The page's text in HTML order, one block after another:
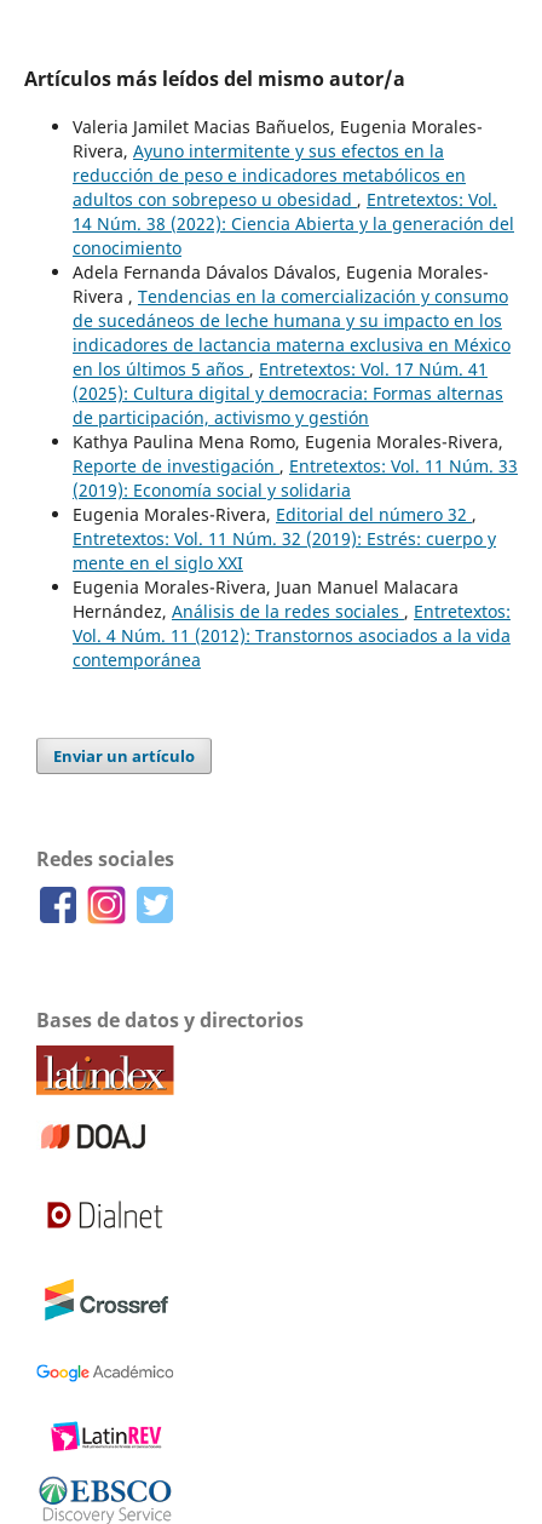
Artículos más leídos del mismo autor/a
Valeria Jamilet Macias Bañuelos, Eugenia Morales-
Rivera, Ayuno intermitente y sus efectos en la
reducción de peso e indicadores metabólicos en
adultos con sobrepeso u obesidad , Entretextos: Vol.
14 Núm. 38 (2022): Ciencia Abierta y la generación del
conocimiento
Adela Fernanda Dávalos Dávalos, Eugenia Morales-
Rivera , Tendencias en la comercialización y consumo
de sucedáneos de leche humana y su impacto en los
indicadores de lactancia materna exclusiva en México
en los últimos 5 años , Entretextos: Vol. 17 Núm. 41
(2025): Cultura digital y democracia: Formas alternas
de participación, activismo y gestión
Kathya Paulina Mena Romo, Eugenia Morales-Rivera,
Reporte de investigación , Entretextos: Vol. 11 Núm. 33
(2019): Economía social y solidaria
Eugenia Morales-Rivera, Editorial del número 32 ,
Entretextos: Vol. 11 Núm. 32 (2019): Estrés: cuerpo y
mente en el siglo XXI
Eugenia Morales-Rivera, Juan Manuel Malacara
Hernández, Análisis de la redes sociales , Entretextos:
Vol. 4 Núm. 11 (2012): Transtornos asociados a la vida
contemporánea
Enviar un artículo
Redes sociales
Bases de datos y directorios